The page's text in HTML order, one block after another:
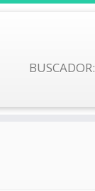
BUSCADOR: